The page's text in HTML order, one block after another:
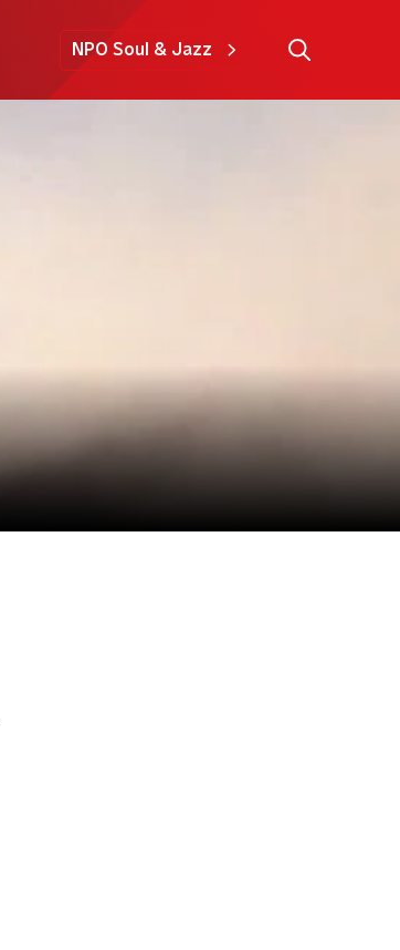
NPO Soul & Jazz